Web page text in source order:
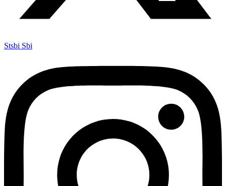
Stsbi Sbi